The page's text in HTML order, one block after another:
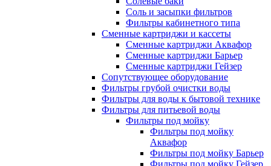
Соль и засыпки фильтров
Фильтры кабинетного типа
Сменные картриджи и кассеты
Сменные картриджи Аквафор
Сменные картриджи Барьер
Сменные картриджи Гейзер
Сопутствующее оборудование
Фильтры грубой очистки воды
Фильтры для воды к бытовой технике
Фильтры для питьевой воды
Фильтры под мойку
Фильтры под мойку
Аквафор
Фильтры под мойку Барьер